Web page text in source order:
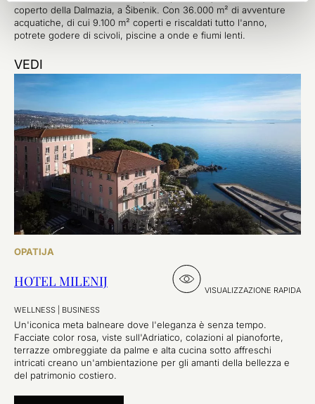
coperto della Dalmazia, a Šibenik. Con 36.000 m² di avventure
acquatiche, di cui 9.100 m² coperti e riscaldati tutto l'anno,
potrete godere di scivoli, piscine a onde e fiumi lenti.
VEDI
OPATIJA
HOTEL MILENIJ
VISUALIZZAZIONE RAPIDA
WELLNESS
BUSINESS
Un'iconica meta balneare dove l'eleganza è senza tempo.
Facciate color rosa, viste sull'Adriatico, colazioni al pianoforte,
terrazze ombreggiate da palme e alta cucina sotto affreschi
intricati creano un'ambientazione per gli amanti della bellezza e
del patrimonio costiero.